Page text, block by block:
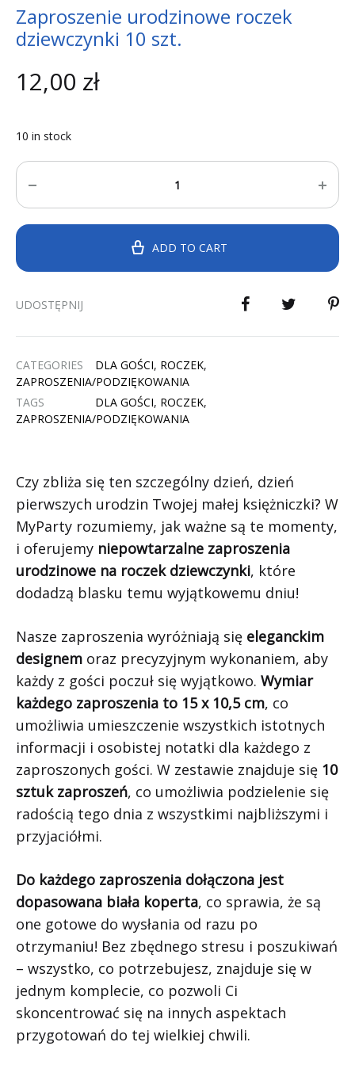
Zaproszenie urodzinowe roczek
dziewczynki 10 szt.
12,00 zł
10 in stock
Quantity
ADD TO CART
UDOSTĘPNIJ
CATEGORIES DLA GOŚCI, ROCZEK,
ZAPROSZENIA/PODZIĘKOWANIA
TAGS
DLA GOŚCI, ROCZEK,
ZAPROSZENIA/PODZIĘKOWANIA
Czy zbliża się ten szczególny dzień, dzień
pierwszych urodzin Twojej małej księżniczki? W
MyParty rozumiemy, jak ważne są te momenty,
i oferujemy niepowtarzalne zaproszenia
urodzinowe na roczek dziewczynki, które
dodadzą blasku temu wyjątkowemu dniu!
Nasze zaproszenia wyróżniają się eleganckim
designem oraz precyzyjnym wykonaniem, aby
każdy z gości poczuł się wyjątkowo. Wymiar
każdego zaproszenia to 15 x 10,5 cm, co
umożliwia umieszczenie wszystkich istotnych
informacji i osobistej notatki dla każdego z
zaproszonych gości. W zestawie znajduje się 10
sztuk zaproszeń, co umożliwia podzielenie się
radością tego dnia z wszystkimi najbliższymi i
przyjaciółmi.
Do każdego zaproszenia dołączona jest
dopasowana biała koperta, co sprawia, że są
one gotowe do wysłania od razu po
otrzymaniu! Bez zbędnego stresu i poszukiwań
– wszystko, co potrzebujesz, znajduje się w
jednym komplecie, co pozwoli Ci
skoncentrować się na innych aspektach
przygotowań do tej wielkiej chwili.